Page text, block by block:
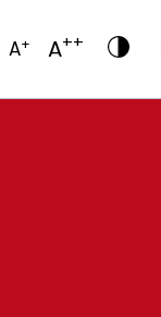
A+ A++